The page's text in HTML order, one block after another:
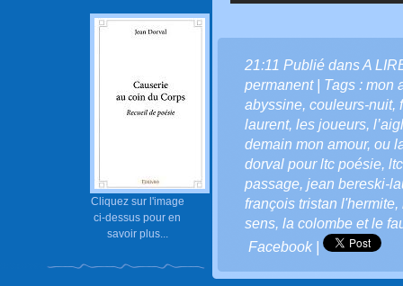
Cliquez sur l'image
ci-dessus pour en
savoir plus...
21:11 Publié dansA
permanent| Tags : mon
abyssine, couleurs-nuit,
laurent, les joueurs,
demain mon amour, ou
dorval pour ltc poésie,
passage, jean bereski-
françois tristan l'hermite,
sens, la colombe et le
Facebook|